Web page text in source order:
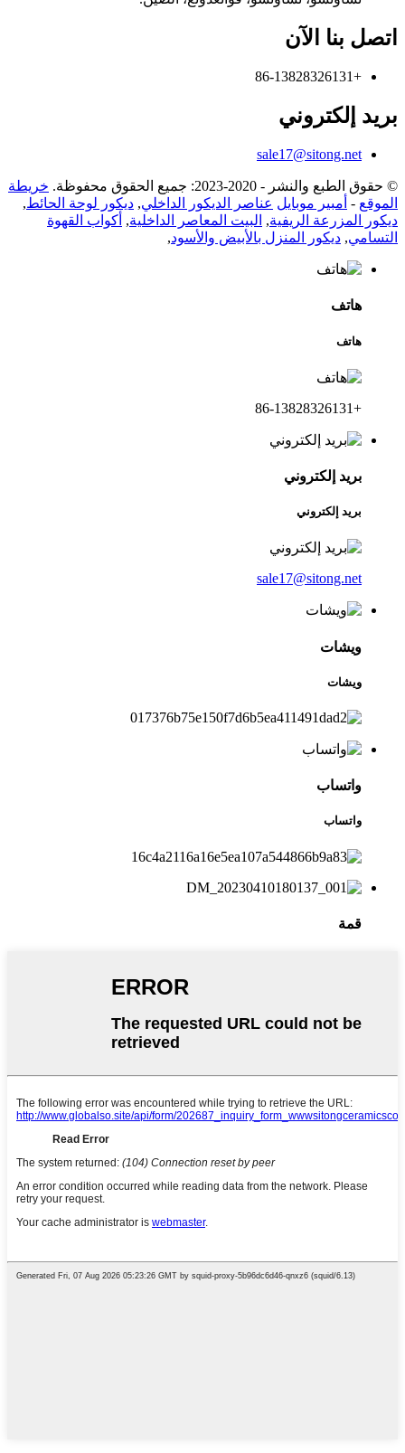
اتصل بنا الآن
+86-13828326131
بريد إلكتروني
sale17@sitong.net
© حقوق الطبع والنشر - 2020-2023: جميع الحقوق محفوظة.
خريطة
الموقع - أمبير موبايل عناصر الديكور الداخلي, ديكور لوحة الحائط,
ديكور المزرعة الريفية, البيت المعاصر الداخلية, أكواب القهوة
التسامي, ديكور المنزل بالأبيض والأسود,
هاتف
هاتف
+86-13828326131
بريد إلكتروني
بريد إلكتروني
sale17@sitong.net
ويشات
ويشات
واتساب
واتساب
قمة